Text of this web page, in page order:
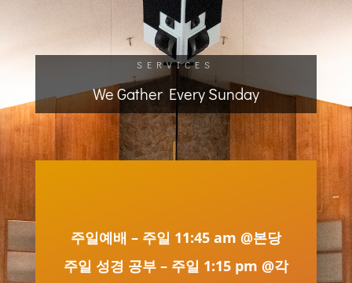
SERVICES
We Gather Every Sunday
주일예배 – 주일 11:45 am @본당
주일 성경 공부 – 주일 1:15 pm @각